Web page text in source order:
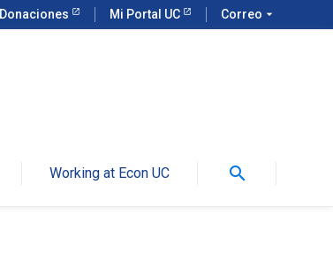
Donaciones Mi Portal UC Correo arrow_drop_down
Working at Econ UC search